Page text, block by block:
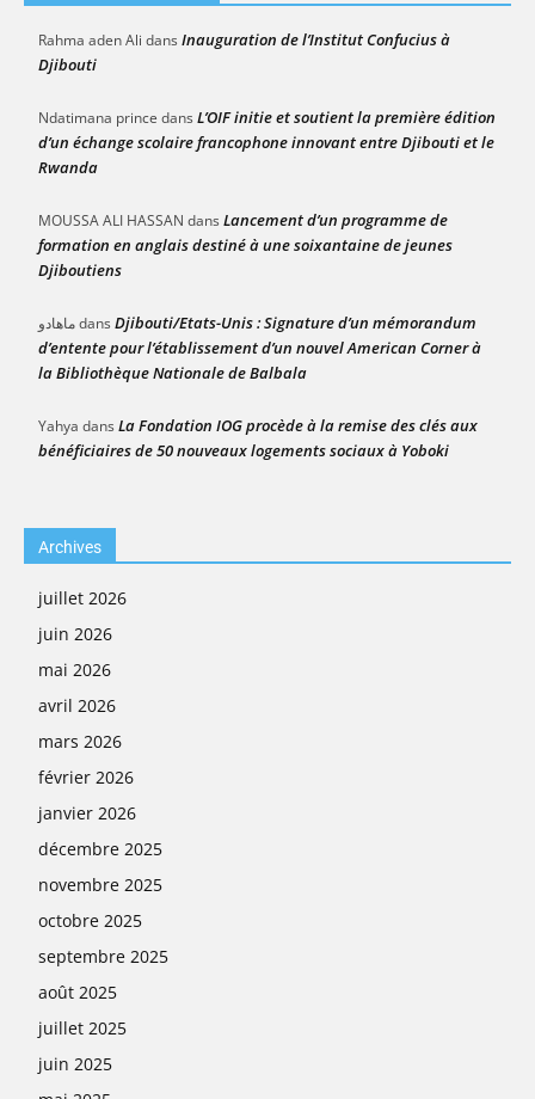
Rahma aden Ali dans Inauguration de l’Institut Confucius à
Djibouti
Ndatimana prince dans L’OIF initie et soutient la première édition
d’un échange scolaire francophone innovant entre Djibouti et le
Rwanda
MOUSSA ALI HASSAN dans Lancement d’un programme de
formation en anglais destiné à une soixantaine de jeunes
Djiboutiens
ماهادوdans Djibouti/Etats-Unis : Signature d’un mémorandum
d’entente pour l’établissement d’un nouvel American Corner à
la Bibliothèque Nationale de Balbala
Yahya dans La Fondation IOG procède à la remise des clés aux
bénéficiaires de 50 nouveaux logements sociaux à Yoboki
Archives
juillet 2026
juin 2026
mai 2026
avril 2026
mars 2026
février 2026
janvier 2026
décembre 2025
novembre 2025
octobre 2025
septembre 2025
août 2025
juillet 2025
juin 2025